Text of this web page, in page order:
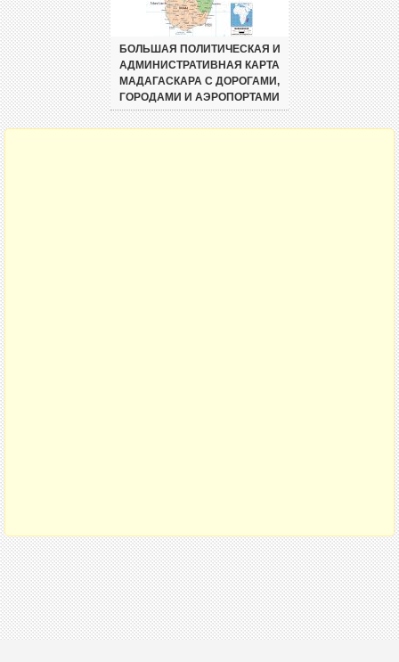
БОЛЬШАЯ ПОЛИТИЧЕСКАЯ И
АДМИНИСТРАТИВНАЯ КАРТА
МАДАГАСКАРА С ДОРОГАМИ,
ГОРОДАМИ И АЭРОПОРТАМИ